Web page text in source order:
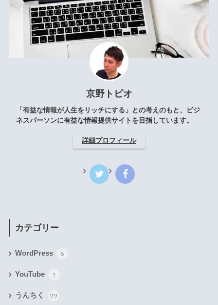
京野トピオ
「有益な情報が人生をリッチにする」との考えのもと、ビジ
ネスパーソンに有益な情報提供サイトを目指しています。
詳細プロフィール
カテゴリー
WordPress 6
YouTube 1
うんちく 119